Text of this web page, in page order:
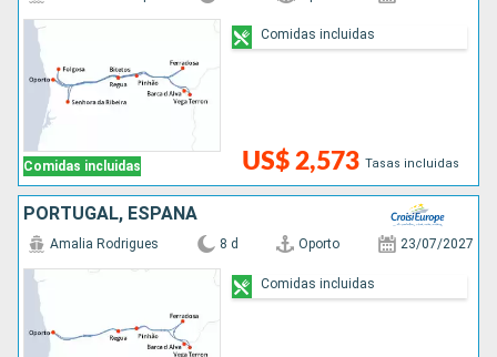
Comidas incluidas US$ 2,573 Tasas incluidas
Comidas incluidas
PORTUGAL, ESPAÑA
Amalia Rodrigues 8 d Oporto 23/07/2027
Comidas incluidas